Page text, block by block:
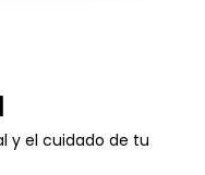
y el cuidado de tu